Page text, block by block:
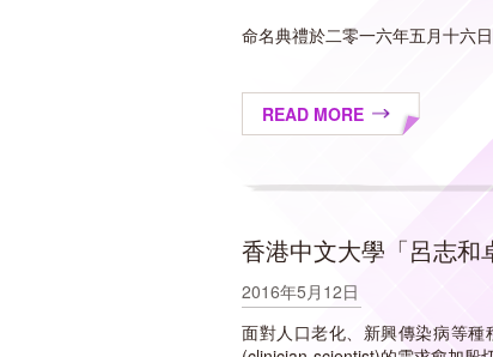
命名典禮於二零一六年五月十六
READ MORE
香港中文大學「呂志和
2016年5月12日
面對人口老化、新興傳染病等